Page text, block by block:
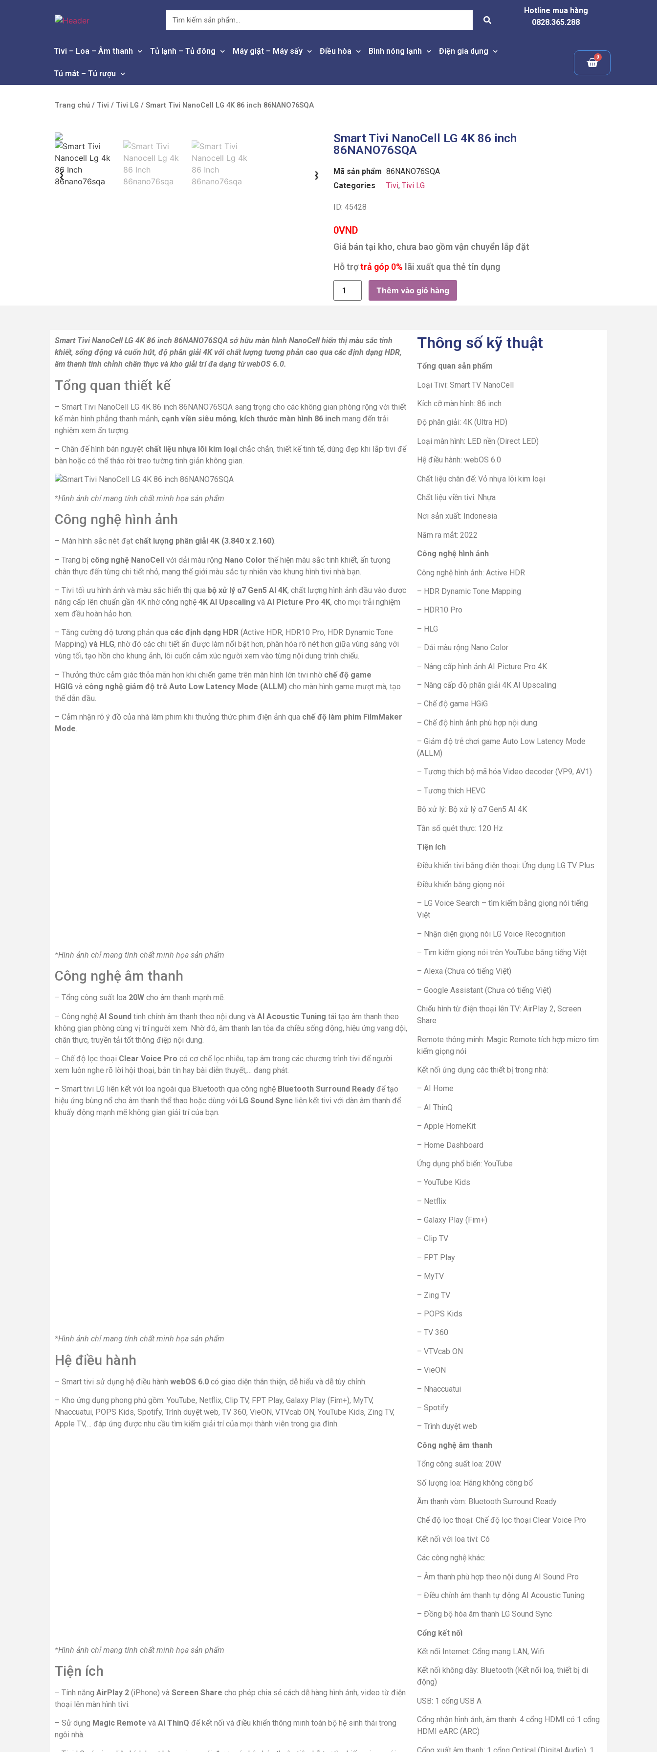
Hotline mua hàng
0828.365.288
Tivi – Loa – Âm thanh Tủ lạnh – Tủ đông Máy giặt – Máy sấy Điều hòa Bình nóng lạnh Điện gia dụng
Tủ mát – Tủ rượu
Trang chủ / Tivi / Tivi LG / Smart Tivi NanoCell LG 4K 86 inch 86NANO76SQA
Smart Tivi NanoCell LG 4K 86 inch
86NANO76SQA
Mã sản phẩm 86NANO76SQA
Categories
Tivi, Tivi LG
ID: 45428
0VND
Giá bán tại kho, chưa bao gồm vận chuyển lắp đặt
Hỗ trợtrả góp 0% lãi xuất qua thẻ tín dụng
Thêm vào giỏ hàng
Smart Tivi NanoCell LG 4K 86 inch 86NANO76SQA sở hữu màn hình NanoCell hiển thị màu sắc tinh
khiết, sống động và cuốn hút, độ phân giải 4K với chất lượng tương phản cao qua các định dạng HDR,
âm thanh tinh chỉnh chân thực và kho giải trí đa dạng từ webOS 6.0.
Tổng quan thiết kế
– Smart Tivi NanoCell LG 4K 86 inch 86NANO76SQA sang trọng cho các không gian phòng rộng với thiết
kế màn hình phẳng thanh mảnh, cạnh viền siêu mỏng, kích thước màn hình 86 inch mang đến trải
nghiệm xem ấn tượng.
– Chân đế hình bán nguyệt chất liệu nhựa lõi kim loại chắc chắn, thiết kế tinh tế, dùng đẹp khi lắp tivi để
bàn hoặc có thể tháo rời treo tường tinh giản không gian.
*Hình ảnh chỉ mang tính chất minh họa sản phẩm
Công nghệ hình ảnh
– Màn hình sắc nét đạt chất lượng phân giải 4K (3.840 x 2.160).
– Trang bị công nghệ NanoCell với dải màu rộng Nano Color thể hiện màu sắc tinh khiết, ấn tượng
chân thực đến từng chi tiết nhỏ, mang thế giới màu sắc tự nhiên vào khung hình tivi nhà bạn.
– Tivi tối ưu hình ảnh và màu sắc hiển thị qua bộ xử lý α7 Gen5 AI 4K, chất lượng hình ảnh đầu vào được
nâng cấp lên chuẩn gần 4K nhờ công nghệ 4K AI Upscaling và AI Picture Pro 4K, cho mọi trải nghiệm
xem đều hoàn hảo hơn.
– Tăng cường độ tương phản qua các định dạng HDR (Active HDR, HDR10 Pro, HDR Dynamic Tone
Mapping) và HLG, nhờ đó các chi tiết ẩn được làm nổi bật hơn, phân hóa rõ nét hơn giữa vùng sáng với
vùng tối, tạo hồn cho khung ảnh, lôi cuốn cảm xúc người xem vào từng nội dung trình chiếu.
– Thưởng thức cảm giác thỏa mãn hơn khi chiến game trên màn hình lớn tivi nhờ chế độ game
HGIG và công nghệ giảm độ trễ Auto Low Latency Mode (ALLM) cho màn hình game mượt mà, tạo
thế dẫn đầu.
– Cảm nhận rõ ý đồ của nhà làm phim khi thưởng thức phim điện ảnh qua chế độ làm phim FilmMaker
Mode.
*Hình ảnh chỉ mang tính chất minh họa sản phẩm
Công nghệ âm thanh
– Tổng công suất loa 20W cho âm thanh mạnh mẽ.
– Công nghệ AI Sound tinh chỉnh âm thanh theo nội dung và AI Acoustic Tuning tái tạo âm thanh theo
không gian phòng cùng vị trí người xem. Nhờ đó, âm thanh lan tỏa đa chiều sống động, hiệu ứng vang dội,
chân thực, truyền tải tốt thông điệp nội dung.
– Chế độ lọc thoại Clear Voice Pro có cơ chế lọc nhiễu, tạp âm trong các chương trình tivi để người
xem luôn nghe rõ lời hội thoại, bản tin hay bài diễn thuyết,… đang phát.
– Smart tivi LG liên kết với loa ngoài qua Bluetooth qua công nghệ Bluetooth Surround Ready để tạo
hiệu ứng bùng nổ cho âm thanh thể thao hoặc dùng với LG Sound Sync liên kết tivi với dàn âm thanh để
khuấy động mạnh mẽ không gian giải trí của bạn.
*Hình ảnh chỉ mang tính chất minh họa sản phẩm
Hệ điều hành
– Smart tivi sử dụng hệ điều hành webOS 6.0 có giao diện thân thiện, dễ hiểu và dễ tùy chỉnh.
– Kho ứng dụng phong phú gồm: YouTube, Netflix, Clip TV, FPT Play, Galaxy Play (Fim+), MyTV,
Nhaccuatui, POPS Kids, Spotify, Trình duyệt web, TV 360, VieON, VTVcab ON, YouTube Kids, Zing TV,
Apple TV,… đáp ứng được nhu cầu tìm kiếm giải trí của mọi thành viên trong gia đình.
*Hình ảnh chỉ mang tính chất minh họa sản phẩm
Tiện ích
– Tính năng AirPlay 2 (iPhone) và Screen Share cho phép chia sẻ cách dễ hàng hình ảnh, video từ điện
thoại lên màn hình tivi.
– Sử dụng Magic Remote và AI ThinQ để kết nối và điều khiển thông minh toàn bộ hệ sinh thái trong
ngôi nhà.
Thông số kỹ thuật
Tổng quan sản phẩm
Loại Tivi: Smart TV NanoCell
Kích cỡ màn hình: 86 inch
Độ phân giải: 4K (Ultra HD)
Loại màn hình: LED nền (Direct LED)
Hệ điều hành: webOS 6.0
Chất liệu chân đế: Vỏ nhựa lõi kim loại
Chất liệu viền tivi: Nhựa
Nơi sản xuất: Indonesia
Năm ra mắt: 2022
Công nghệ hình ảnh
Công nghệ hình ảnh: Active HDR
– HDR Dynamic Tone Mapping
– HDR10 Pro
– HLG
– Dải màu rộng Nano Color
– Nâng cấp hình ảnh AI Picture Pro 4K
– Nâng cấp độ phân giải 4K AI Upscaling
– Chế độ game HGiG
– Chế độ hình ảnh phù hợp nội dung
– Giảm độ trễ chơi game Auto Low Latency Mode
(ALLM)
– Tương thích bộ mã hóa Video decoder (VP9, AV1)
– Tương thích HEVC
Bộ xử lý: Bộ xử lý α7 Gen5 AI 4K
Tần số quét thực: 120 Hz
Tiện ích
Điều khiển tivi bằng điện thoại: Ứng dụng LG TV Plus
Điều khiển bằng giọng nói:
– LG Voice Search – tìm kiếm bằng giọng nói tiếng
Việt
– Nhận diện giọng nói LG Voice Recognition
– Tìm kiếm giọng nói trên YouTube bằng tiếng Việt
– Alexa (Chưa có tiếng Việt)
– Google Assistant (Chưa có tiếng Việt)
Chiếu hình từ điện thoại lên TV: AirPlay 2, Screen
Share
Remote thông minh: Magic Remote tích hợp micro tìm
kiếm giọng nói
Kết nối ứng dụng các thiết bị trong nhà:
– AI Home
– AI ThinQ
– Apple HomeKit
– Home Dashboard
Ứng dụng phổ biến: YouTube
– YouTube Kids
– Netflix
– Galaxy Play (Fim+)
– Clip TV
– FPT Play
– MyTV
– Zing TV
– POPS Kids
– TV 360
– VTVcab ON
– VieON
– Nhaccuatui
– Spotify
– Trình duyệt web
Công nghệ âm thanh
Tổng công suất loa: 20W
Số lượng loa: Hãng không công bố
Âm thanh vòm: Bluetooth Surround Ready
Chế độ lọc thoại: Chế độ lọc thoại Clear Voice Pro
Kết nối với loa tivi: Có
Các công nghệ khác:
– Âm thanh phù hợp theo nội dung AI Sound Pro
– Điều chỉnh âm thanh tự động AI Acoustic Tuning
– Đồng bộ hóa âm thanh LG Sound Sync
Cổng kết nối
Kết nối Internet: Cổng mạng LAN, Wifi
Kết nối không dây: Bluetooth (Kết nối loa, thiết bị di
động)
USB: 1 cổng USB A
Cổng nhận hình ảnh, âm thanh: 4 cổng HDMI có 1 cổng
HDMI eARC (ARC)
Cổng xuất âm thanh: 1 cổng Optical (Digital Audio), 1